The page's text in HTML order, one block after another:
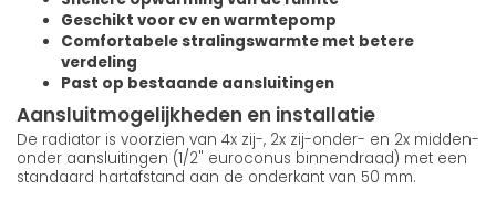
Geschikt voor cv en warmtepomp
Comfortabele stralingswarmte met betere
verdeling
Past op bestaande aansluitingen
Aansluitmogelijkheden en installatie
De radiator is voorzien van 4x zij-, 2x zij-onder- en 2x midden-
onder aansluitingen (1/2" euroconus binnendraad) met een
standaard hartafstand aan de onderkant van 50 mm.